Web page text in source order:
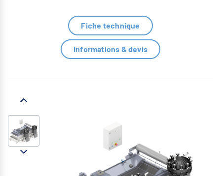
Fiche technique
Informations & devis